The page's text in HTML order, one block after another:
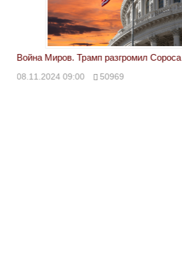
Война Миров. Трамп разгромил Сороса
08.11.2024 09:00 50969